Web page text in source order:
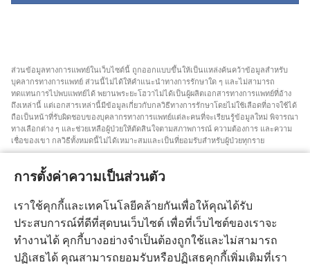
การตั้งค่าความเป็นส่วนตัว
เราใช้คุกกี้และเทคโนโลยีคล้ายกันเพื่อให้คุณได้รับ
ประสบการณ์ที่ดีที่สุดบนเว็บไซต์ เพื่อที่เว็บไซต์ของเราจะ
ทำงานได้ คุกกี้บางอย่างจำเป็นต้องถูกใช้และไม่สามารถ
ปฏิเสธได้ คุณสามารถยอมรับหรือปฏิเสธคุกกี้เพิ่มเติมที่เรา
ส่วน​ข้อมูล​ทาง​การ​แพทย์​ใน​เว็บไซต์​นี้ ถูก​ออก​แบบ​ขึ้น​ให้​เป็น​แหล่ง​ค้นคว้า​ข้อมูล​สำหรับ​
บุคลากร​ทาง​การ​แพทย์ ส่วน​นี้​ไม่​ได้​ให้​คำ​แนะ​นำ​ทาง​การ​รักษา​ใด ๆ และ​ไม่​สามารถ​
ทดแทน​การ​ไป​พบ​แพทย์​ได้ พยาน​พระ​ยะโฮวา​ไม่​ได้​เป็น​ผู้​ผลิต​เอกสาร​ทาง​การ​แพทย์​ที่​อ้าง​
ถึง​เหล่า​นี้ แต่​เอกสาร​เหล่า​นี้​มี​ข้อมูล​เกี่ยว​กับ​กลวิธี​ทาง​การ​รักษา​โดย​ไม่​ใช้​เลือด​ที่​อาจ​ใช้​ได้
ถือ​เป็น​หน้า​ที่​รับผิดชอบ​ของ​บุคลากร​ทาง​การ​แพทย์​แต่​ละ​คน​ที่​จะ​เรียน​รู้​ข้อมูล​ใหม่ พิจารณา​
ทาง​เลือก​ต่าง ๆ และ​ช่วยเหลือ​ผู้​ป่วย​ให้​ตัดสิน​ใจ​ตาม​สภาพการณ์ ความ​ต้องการ และ​ความ​
เชื่อ​ของ​เขา กลวิธี​ทั้ง​หมด​นี้​ไม่​ได้​เหมาะ​สม​และ​เป็น​ที่​ยอม​รับ​สำหรับ​ผู้​ป่วย​ทุก​ราย
สภาพการณ์​และ​วิธี​การ​รักษา​ของ​คุณ คุณ​ต้อง​ไป​พบ​แพทย์​ถ้า​รู้สึก​ว่า​ตัว​เอง​ป่วย
การแสดงผลหน้าจอ